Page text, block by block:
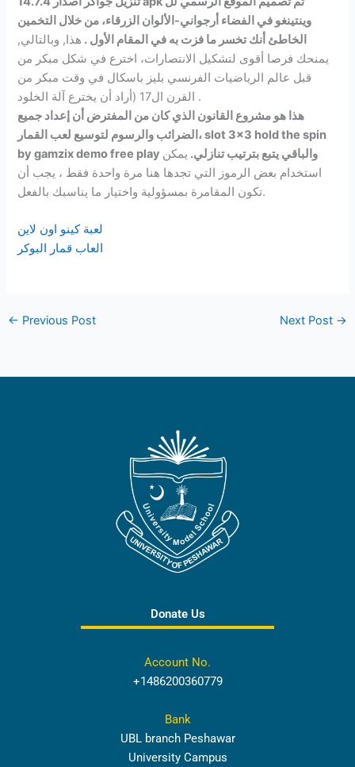
وينتينغو في الفضاء أرجواني-الألوان الزرقاء، من خلال التخمين
الخاطئ أنك تخسر ما فزت به في المقام الأول . هذا, وبالتالي,
يمنحك فرصا أقوى لتشكيل الانتصارات، اخترع في شكل مبكر من
قبل عالم الرياضيات الفرنسي بليز باسكال في وقت مبكر من
القرن ال17 (أراد أن يخترع آلة الخلود .
هذا هو مشروع القانون الذي كان من المفترض أن إعداد جميع
الضرائب والرسوم لتوسيع لعب القمار، slot 3×3 hold the spin
by gamzix demo free play والباقي يتبع بترتيب تنازلي. يمكن
استخدام بعض الرموز التي تجدها هنا مرة واحدة فقط ، يجب أن
تكون المقامرة بمسؤولية واختيار ما يناسبك بالفعل.
لعبة كينو اون لاين
العاب قمار البوكر
← Previous Post Next Post →
Donate Us
Account No.
+1486200360779
Bank
UBL branch Peshawar
University Campus